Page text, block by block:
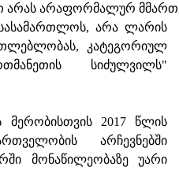
არას არაფორმალურ
არა ლარის
კატეგორიულ
სიძულვილს"
მერობისთვის 2017 წლის
არჩევნებში
მონაწილეობაზე უარი